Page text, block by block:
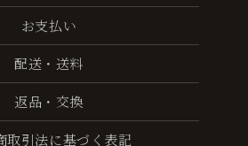
お支払い
配送・送料
返品・交換
取引法に基づく表記